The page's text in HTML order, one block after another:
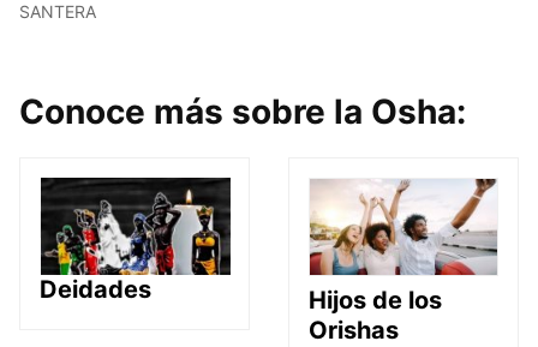
SANTERA
Conoce más sobre la Osha:
Deidades
Hijos de los
Orishas